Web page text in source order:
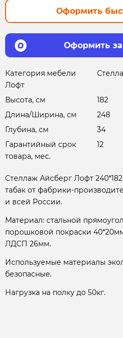
Оформить
Оформить
Категория мебели
Лофт
Высота, см
182
Длина/Ширина, см
248
Глубина, см
34
Гарантийный срок
товара, мес.
12
Стеллаж Айсберг Лофт
табак от фабрики-
и всей России.
Материал: стальной
порошковой покраски
ЛДСП 26мм.
Используемые материалы
безопасные.
Нагрузка на полку до 50кг.